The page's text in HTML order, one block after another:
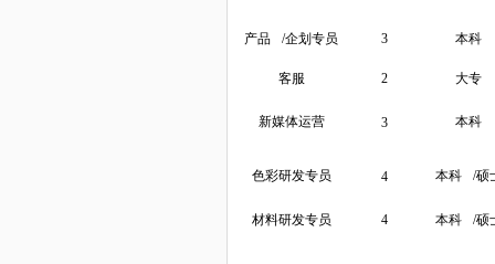
产品 /企划专员 3 本科
客服 2 大专
新媒体运营 3 本科
色彩研发专员 4 本科 /硕
材料研发专员 4 本科 /硕